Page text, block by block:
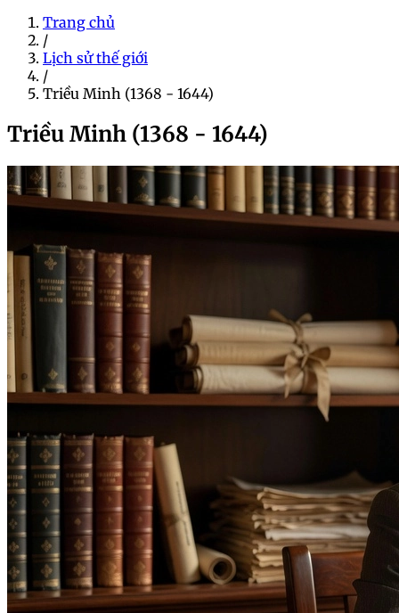
Trang chủ
/
Lịch sử thế giới
/
Triều Minh (1368 - 1644)
Triều Minh (1368 - 1644)